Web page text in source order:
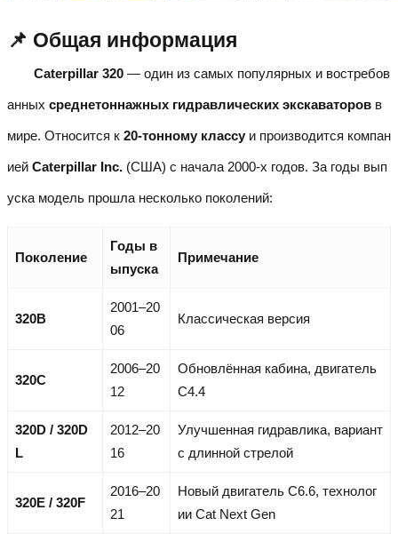
📌 Общая информация
Caterpillar 320 — один из самых популярных и востребов
анных среднетоннажных гидравлических экскаваторов в
мире. Относится к 20-тонному классу и производится компан
ией Caterpillar Inc. (США) с начала 2000-х годов. За годы вып
уска модель прошла несколько поколений:
Поколение
Годы в
ыпуска
Примечание
320B
2001–20
06
Классическая версия
320C
2006–20
12
Обновлённая кабина, двигатель
C4.4
320D / 320D
L
2012–20
16
Улучшенная гидравлика, вариант
с длинной стрелой
320E / 320F
2016–20
21
Новый двигатель C6.6, технолог
ии Cat Next Gen